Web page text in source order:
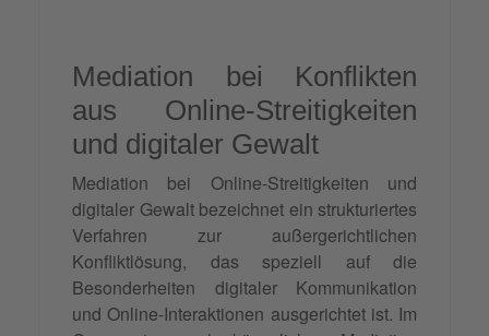
Mediation bei Konflikten
aus Online-Streitigkeiten
und digitaler Gewalt
Mediation bei Online-Streitigkeiten und
digitaler Gewalt bezeichnet ein strukturiertes
Verfahren zur außergerichtlichen
Konfliktlösung, das speziell auf die
Besonderheiten digitaler Kommunikation
und Online-Interaktionen ausgerichtet ist. Im